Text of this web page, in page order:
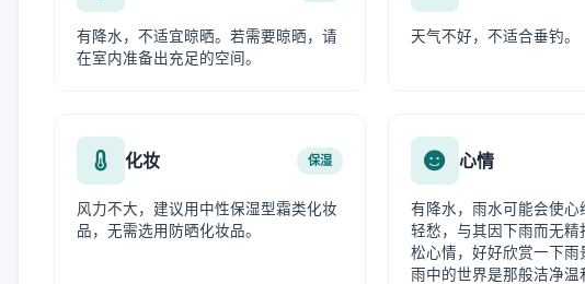
有降水，不适宜晾晒。若需要晾晒，请
在室内准备出充足的空间。
天气不好，不适合垂钓。
化妆 保湿
风力不大，建议用中性保湿型霜类化妆
品，无需选用防晒化妆品。
心情
有降水，雨水可能会使心
轻愁，与其因下雨而无精
松心情，好好欣赏一下雨
雨中的世界是那般洁净温